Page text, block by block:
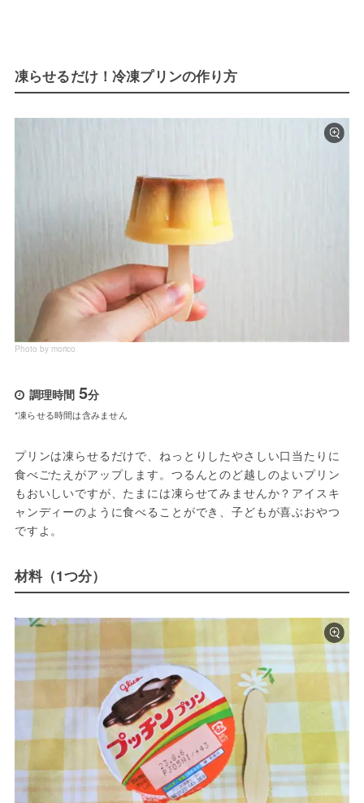
凍らせるだけ！冷凍プリンの作り方
Photo by morico
調理時間 5分
*凍らせる時間は含みません
プリンは凍らせるだけで、ねっとりしたやさしい口当たりに
食べごたえがアップします。つるんとのど越しのよいプリン
もおいしいですが、たまには凍らせてみませんか？アイスキ
ャンディーのように食べることができ、子どもが喜ぶおやつ
ですよ。
材料（1つ分）